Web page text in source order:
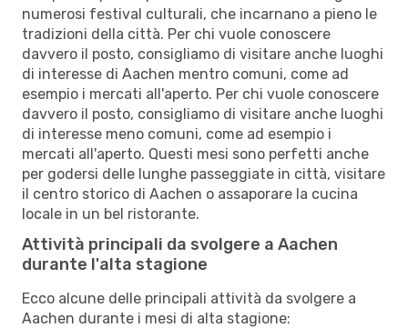
numerosi festival culturali, che incarnano a pieno le
tradizioni della città. Per chi vuole conoscere
davvero il posto, consigliamo di visitare anche luoghi
di interesse di Aachen mentro comuni, come ad
esempio i mercati all'aperto. Per chi vuole conoscere
davvero il posto, consigliamo di visitare anche luoghi
di interesse meno comuni, come ad esempio i
mercati all'aperto. Questi mesi sono perfetti anche
per godersi delle lunghe passeggiate in città, visitare
il centro storico di Aachen o assaporare la cucina
locale in un bel ristorante.
Attività principali da svolgere a Aachen
durante l'alta stagione
Ecco alcune delle principali attività da svolgere a
Aachen durante i mesi di alta stagione: